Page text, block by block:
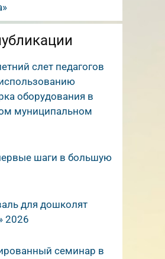
слет педагогов
оборудования в
муниципальном
шаги в большую
для дошколят
2026
семинар в